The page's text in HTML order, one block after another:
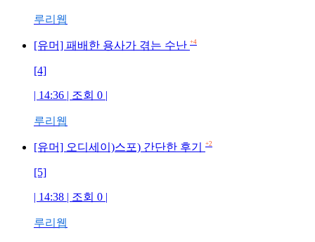
루리웹
[유머] 패배한 용사가 겪는 수난 +4
[4]
| 14:36 | 조회 0 |
루리웹
[유머] 오디세이)스포) 간단한 후기 +2
[5]
| 14:38 | 조회 0 |
루리웹